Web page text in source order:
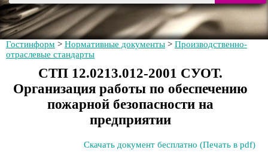
Гостинформ > Нормативные документы > Производственно-
отраслевые стандарты
СТП 12.0213.012-2001 СУОТ.
Организация работы по обеспечению
пожарной безопасности на
предприятии
Скачать документ бесплатно (Печать в pdf)